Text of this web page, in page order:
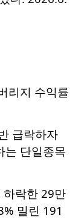
리지 수익률
급락하자
는 단일종목
하락한 29만
밀린 191